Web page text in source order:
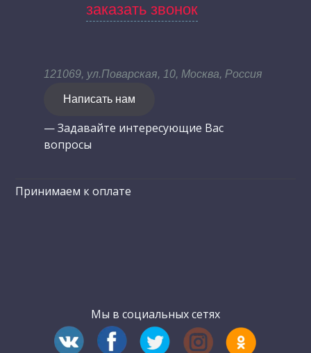
заказать звонок
121069, ул.Поварская, 10, Москва, Россия
Написать нам
— Задавайте интересующие Вас
вопросы
Принимаем к оплате
Мы в социальных сетях